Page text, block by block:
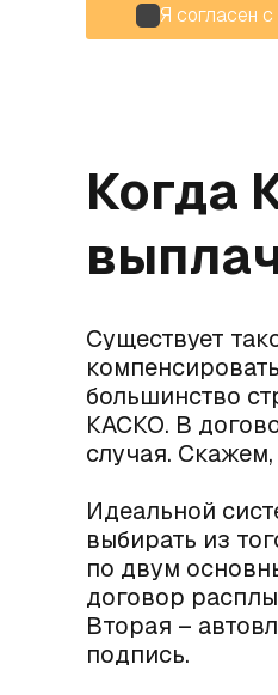
Я согласен с
Когда
Существует
большинство
КАСКО. В
случая.
Идеальной
выбирать из
по двум
договор
Вторая –
подпись.